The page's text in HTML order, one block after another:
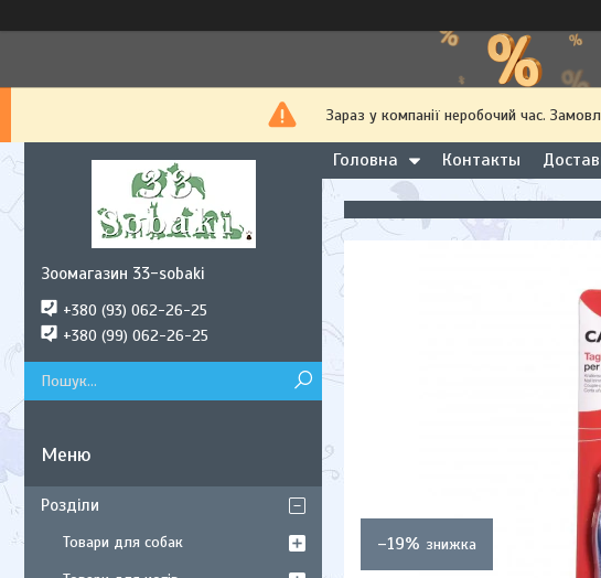
Зараз у компанії неробочий час.
Головна Контакты
–19%
Зоомагазин 33-sobaki
+380 (93) 062-26-25
+380 (99) 062-26-25
Розділи
Товари для собак